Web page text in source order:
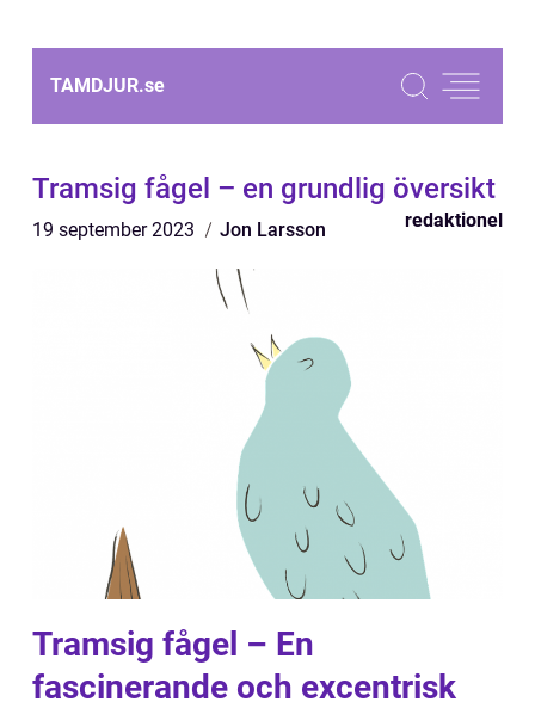
TAMDJUR.se
Tramsig fågel – en grundlig översikt
19 september 2023 Jon Larsson redaktionel
Tramsig fågel – En
fascinerande och excentrisk